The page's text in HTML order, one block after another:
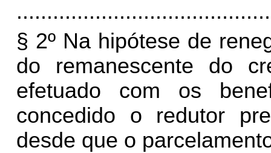
§ 2º Na hipótese de
do remanescente do
efetuado com os
concedido o redutor
desde que o